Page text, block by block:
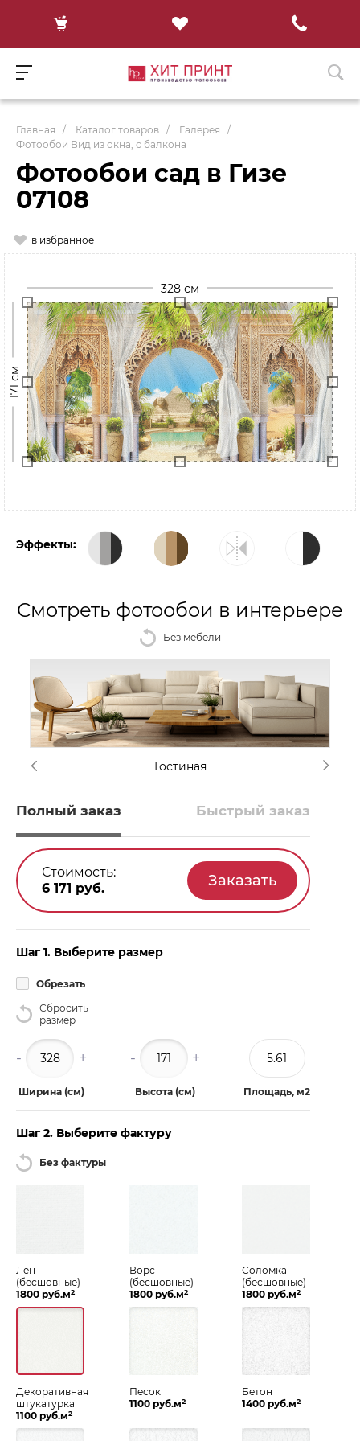
Главная / Каталог товаров / Галерея
/
Фотообои Вид из окна, с балкона
Фотообои сад в Гизе
07108
в избранное
328 см
171 см
Эффекты:
Смотреть фотообои в интерьере
Без мебели
Гостиная
Полный заказ Быстрый заказ
Стоимость:
6 171 руб.
Шаг 1. Выберите размер
Обрезать
Сбросить
размер
- +
Ширина (см)
- +
Высота (см) Площадь, м2
Шаг 2. Выберите фактуру
Без фактуры
Лён
(бесшовные)
1800 руб.м2
Ворс
(бесшовные)
1800 руб.м2
Соломка
(бесшовные)
1800 руб.м2
Декоративная
штукатурка
1100 руб.м2
Песок
1100 руб.м2
Бетон
1400 руб.м2